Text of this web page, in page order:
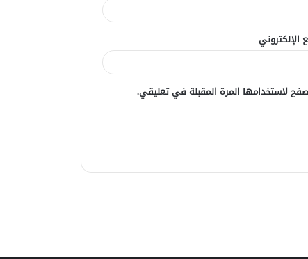
الإلكتروني
لاستخدامها المرة المقبلة في تعليقي.